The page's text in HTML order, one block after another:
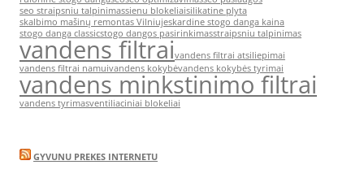
seo straipsniu talpinimassienu blokeliaisilikatine plyta
skalbimo mašinų remontas Vilniujeskardine stogo danga kaina
stogo danga classicstogo dangos pasirinkimasstraipsniu talpinimas
vandens filtraivandens filtrai atsiliepimai
vandens filtrai namuivandens kokybėvandens kokybės tyrimai
vandens minkstinimo filtrai
vandens tyrimasventiliaciniai blokeliai
GYVUNU PREKES INTERNETU